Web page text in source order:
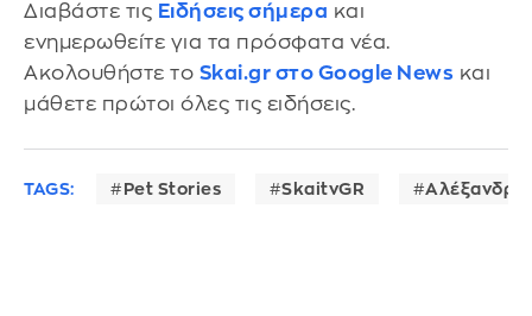
Διαβάστε τις Ειδήσεις σήμερα και
ενημερωθείτε για τα πρόσφατα νέα.
Ακολουθήστε το Skai.gr στο Google News και
μάθετε πρώτοι όλες τις ειδήσεις.
TAGS: Pet Stories SkaitvGR